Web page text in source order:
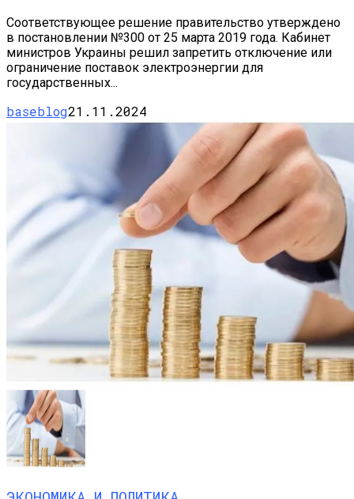
Соответствующее решение правительство утверждено
в постановлении №300 от 25 марта 2019 года. Кабинет
министров Украины решил запретить отключение или
ограничение поставок электроэнергии для
государственных...
baseblog21.11.2024